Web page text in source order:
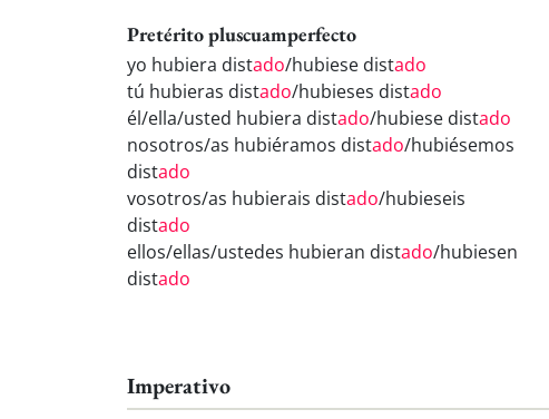
Pretérito pluscuamperfecto
yo hubiera distado/hubiese distado
tú hubieras distado/hubieses distado
él/ella/usted hubiera distado/hubiese distado
nosotros/as hubiéramos distado/hubiésemos
distado
vosotros/as hubierais distado/hubieseis
distado
ellos/ellas/ustedes hubieran distado/hubiesen
distado
Imperativo